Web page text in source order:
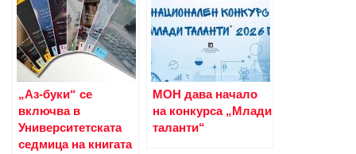
„Аз-буки“ се
включва в
Университетската
седмица на книгата
МОН дава начало
на конкурса „Млади
таланти“